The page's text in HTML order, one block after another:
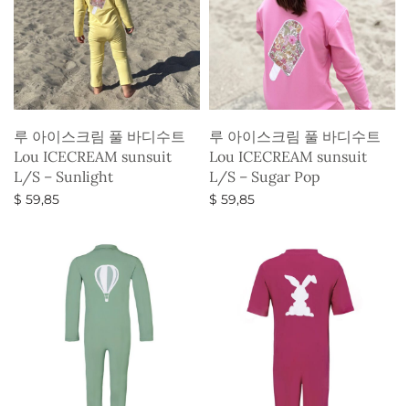
루 아이스크림 풀 바디수트
Lou ICECREAM sunsuit
L/S – Sunlight
$ 59,85
루 아이스크림 풀 바디수트
Lou ICECREAM sunsuit
L/S – Sugar Pop
$ 59,85